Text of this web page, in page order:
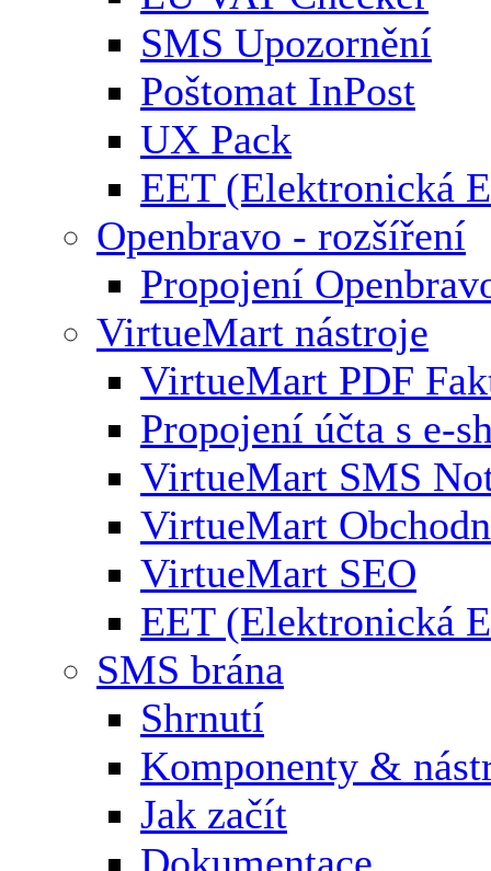
SMS Upozornění
Poštomat InPost
UX Pack
EET (Elektronická
Openbravo - rozšíření
Propojení
VirtueMart nástroje
VirtueMart PDF
Propojení účta s e-
VirtueMart SMS
VirtueMart
VirtueMart SEO
EET (Elektronická
SMS brána
Shrnutí
Komponenty &
Jak začít